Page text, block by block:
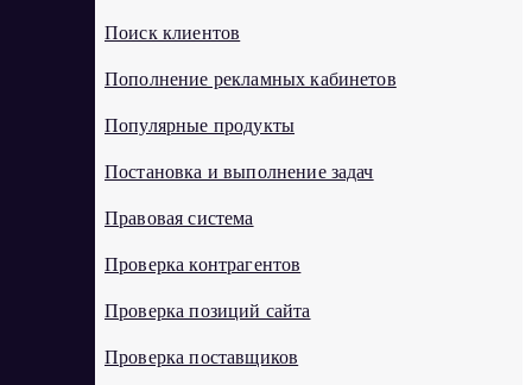
Поиск клиентов
Пополнение рекламных кабинетов
Популярные продукты
Постановка и выполнение задач
Правовая система
Проверка контрагентов
Проверка позиций сайта
Проверка поставщиков